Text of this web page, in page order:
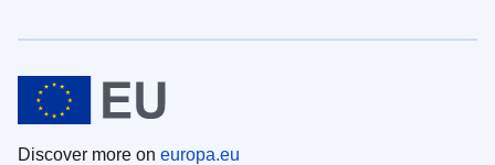
Discover more on europa.eu